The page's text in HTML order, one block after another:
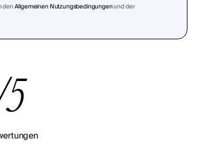
denAllgemeinen Nutzungsbedingungenund der